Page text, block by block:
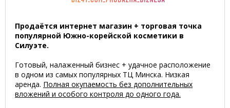
Продаётся интернет магазин + торговая точка
популярной Южно-корейской косметики в
Силуэте.
Готовый, налаженный бизнес + удачное расположение
в одном из самых популярных ТЦ Минска. Низкая
аренда. Полная окупаемость без дополнительных
вложений и особого контроля до одного года.